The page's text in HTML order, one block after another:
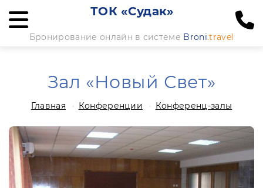
ТОК «Судак»
Бронирование онлайн в системе Broni.travel
Зал «Новый Свет»
Главная Конференции Конференц-залы